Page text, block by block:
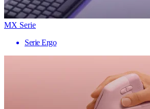
MX Serie
Serie Ergo